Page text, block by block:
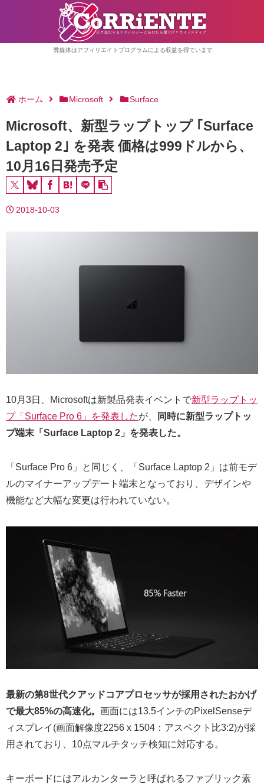
弊媒体はアフィリエイトプログラムによる収益を得ています
ホーム Microsoft Surface
Microsoft、新型ラップトップ ｢Surface
Laptop 2｣ を発表 価格は999ドルから、
10月16日発売予定
2018-10-03
10月3日、Microsoftは新製品発表イベントで新型ラップトッ
プ「Surface Pro 6」を発表したが、
同時に新型ラップトッ
プ端末「Surface Laptop 2」を発表した。
「Surface Pro 6」と同じく、「Surface Laptop 2」は前モデ
ルのマイナーアップデート端末となっており、デザインや
機能など大幅な変更は行われていない。
最新の第8世代クアッドコアプロセッサが採用されたおかげ
で最大85%の高速化。 画面には13.5インチのPixelSenseデ
ィスプレイ(画面解像度2256 x 1504：アスペクト比3:2)が採
用されており、10点マルチタッチ検知に対応する。
キーボードにはアルカンターラと呼ばれるファブリック素